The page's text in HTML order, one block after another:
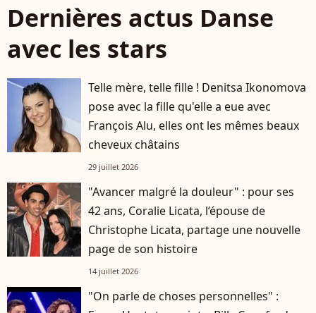
Dernières actus Danse
avec les stars
Telle mère, telle fille ! Denitsa Ikonomova
pose avec la fille qu'elle a eue avec
François Alu, elles ont les mêmes beaux
cheveux châtains
29 juillet 2026
"Avancer malgré la douleur" : pour ses
42 ans, Coralie Licata, l’épouse de
Christophe Licata, partage une nouvelle
page de son histoire
14 juillet 2026
"On parle de choses personnelles" :